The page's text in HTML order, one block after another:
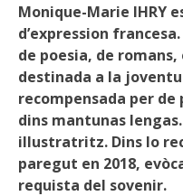
Monique-Marie IHRY
d’expression
de poesia, de
destinada a la
recompensada per
dins mantunas
illustratritz. Dins lo
paregut en 2018,
requista del sovenir.